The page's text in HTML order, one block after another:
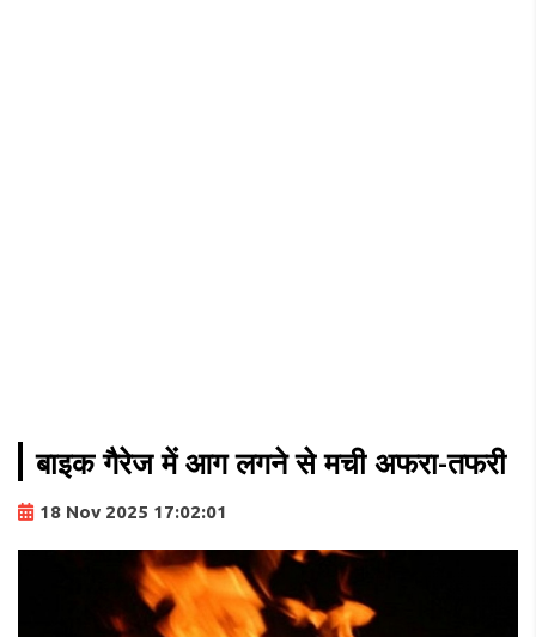
बाइक गैरेज में आग लगने से मची अफरा-तफरी
18 Nov 2025 17:02:01